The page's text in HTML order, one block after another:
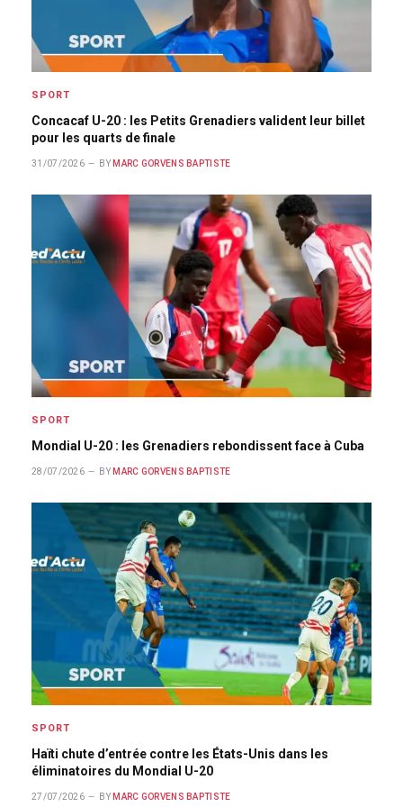
SPORT
Concacaf U-20 : les Petits Grenadiers valident leur billet
pour les quarts de finale
31/07/2026 BY MARC GORVENS BAPTISTE
SPORT
Mondial U-20 : les Grenadiers rebondissent face à Cuba
28/07/2026 BY MARC GORVENS BAPTISTE
SPORT
Haïti chute d’entrée contre les États-Unis dans les
éliminatoires du Mondial U-20
27/07/2026 BY MARC GORVENS BAPTISTE